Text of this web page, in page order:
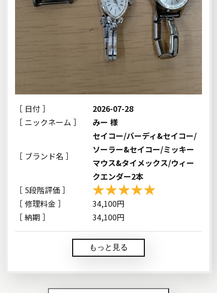
［ 日付 ］
2026-07-28
［ ニックネーム ］
みー 様
［ ブランド名 ］
セイコー/バーディ&セイコー/
ソーラー&セイコー/ミッキー
マウス&タイメックス/ウィー
クエンダー2本
［ 5段階評価 ］
［ 修理料金 ］
34,100円
［ 納期 ］
34,100円
もっと見る